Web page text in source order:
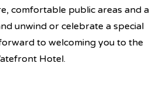
comfortable public areas and a
unwind or celebrate a special
to welcoming you to the
Hotel.